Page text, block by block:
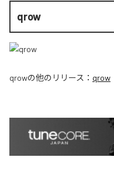
qrow
qrowの他のリリース： qrow